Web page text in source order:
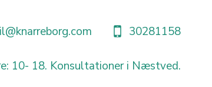
30281158
10- 18. Konsultationer i Næstved.